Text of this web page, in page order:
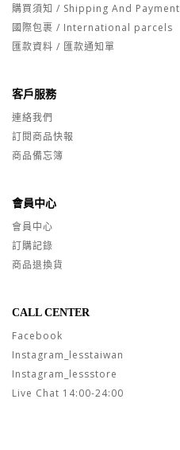
購買須知 / Shipping And Payment
國際包裹 / International parcels
匯款資料 / 匯款通知單
客戶服務
連絡我們
訂閱商品快報
商品備忘簿
會員中心
會員中心
訂購記錄
商品退換貨
CALL CENTER
Facebook
Instagram_lesstaiwan
Instagram_lessstore
Live Chat 14:00-24:00